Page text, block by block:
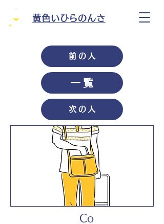
黄色いひらのんさ
前の人
一覧
次の人
Co